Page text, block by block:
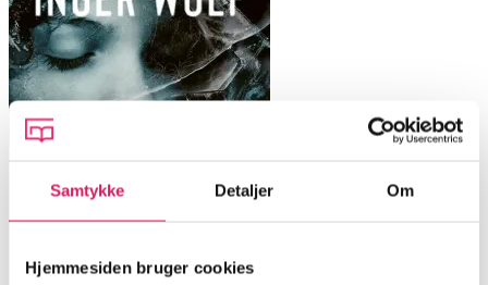
Samtykke Detaljer Om
Hjemmesiden bruger cookies